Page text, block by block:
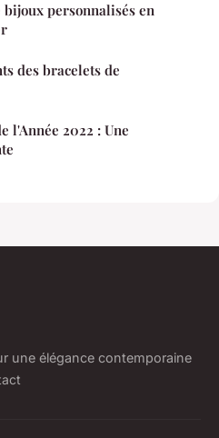
personnalisés en
des bracelets de
l'Année 2022 : Une
une élégance contemporaine